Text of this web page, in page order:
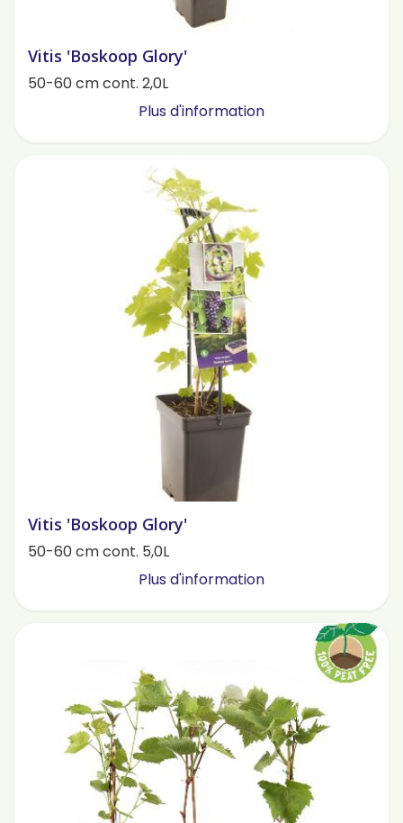
Vitis 'Boskoop Glory'
50-60 cm cont. 2,0L
Plus d'information
Vitis 'Boskoop Glory'
50-60 cm cont. 5,0L
Plus d'information